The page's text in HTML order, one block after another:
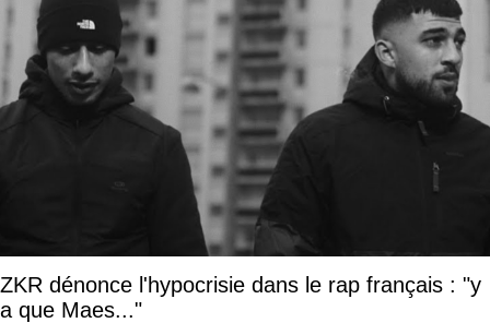
ZKR dénonce l'hypocrisie dans le rap français : "y
a que Maes..."